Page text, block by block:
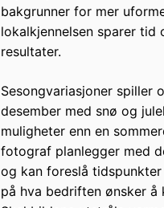
bakgrunner for mer
lokalkjennelsen sparer tid
resultater.
Sesongvariasjoner spiller
desember med snø og
muligheter enn en
fotograf planlegger med
og kan foreslå
på hva bedriften ønsker å